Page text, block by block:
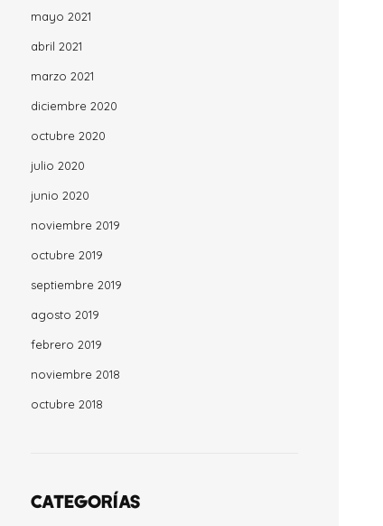
mayo 2021
abril 2021
marzo 2021
diciembre 2020
octubre 2020
julio 2020
junio 2020
noviembre 2019
octubre 2019
septiembre 2019
agosto 2019
febrero 2019
noviembre 2018
octubre 2018
CATEGORÍAS